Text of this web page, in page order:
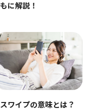
もに解説！
スワイプの意味とは？